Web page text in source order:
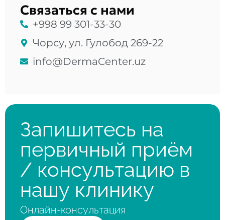
Связаться с нами
+998 99 301-33-30
Чорсу, ул. Гулобод 269-22
info@DermaCenter.uz
Запишитесь на
первичный приём
/ консультацию в
нашу клинику
Онлайн-консультация